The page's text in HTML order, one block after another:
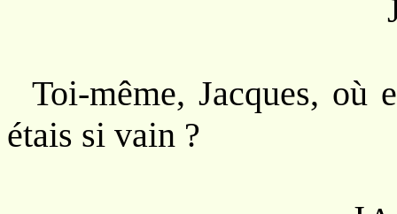
Toi-même, Jacques, où
étais si vain ?